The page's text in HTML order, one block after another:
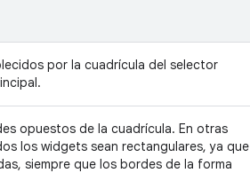
por la cuadrícula del selector
opuestos de la cuadrícula. En otras
los widgets sean rectangulares, ya que
siempre que los bordes de la forma